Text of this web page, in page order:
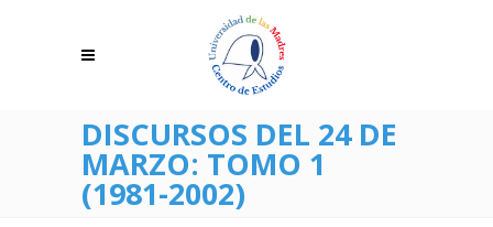
DISCURSOS DEL 24 DE
MARZO: TOMO 1
(1981-2002)